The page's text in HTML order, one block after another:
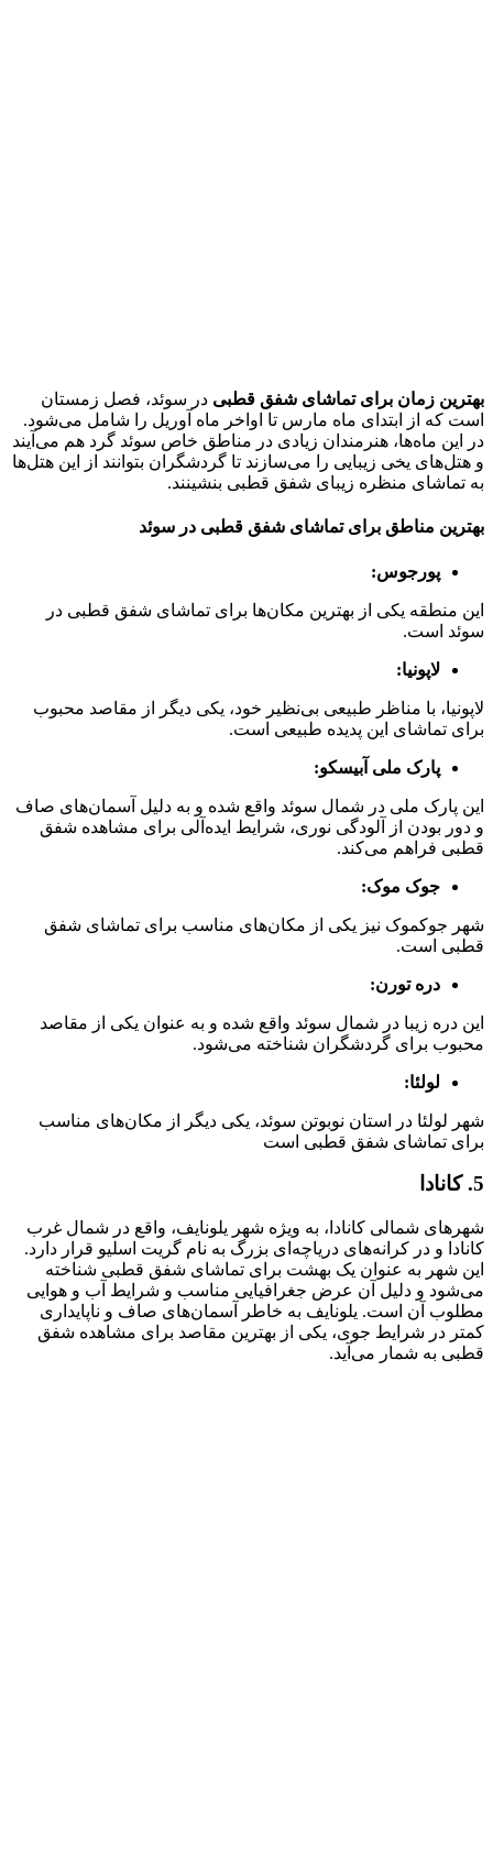
بهترین زمان برای تماشای شفق قطبی در سوئد، فصل زمستان
است که از ابتدای ماه مارس تا اواخر ماه آوریل را شامل می‌شود.
در این ماه‌ها، هنرمندان زیادی در مناطق خاص سوئد گرد هم می‌آیند
و هتل‌های یخی زیبایی را می‌سازند تا گردشگران بتوانند از این هتل‌ها
به تماشای منظره زیبای شفق قطبی بنشینند.
بهترین مناطق برای تماشای شفق قطبی در سوئد
پورجوس:
این منطقه یکی از بهترین مکان‌ها برای تماشای شفق قطبی در
سوئد است.
لاپونیا:
لاپونیا، با مناظر طبیعی بی‌نظیر خود، یکی دیگر از مقاصد محبوب
برای تماشای این پدیده طبیعی است.
پارک ملی آبیسکو:
این پارک ملی در شمال سوئد واقع شده و به دلیل آسمان‌های صاف
و دور بودن از آلودگی نوری، شرایط ایده‌آلی برای مشاهده شفق
قطبی فراهم می‌کند.
جوک موک:
شهر جوکموک نیز یکی از مکان‌های مناسب برای تماشای شفق
قطبی است.
دره تورن:
این دره زیبا در شمال سوئد واقع شده و به عنوان یکی از مقاصد
محبوب برای گردشگران شناخته می‌شود.
لولئا:
شهر لولئا در استان نوبوتن سوئد، یکی دیگر از مکان‌های مناسب
برای تماشای شفق قطبی است
5. کانادا
شهرهای شمالی کانادا، به ویژه شهر یلونایف، واقع در شمال غرب
کانادا و در کرانه‌های دریاچه‌ای بزرگ به نام گریت اسلیو قرار دارد.
این شهر به عنوان یک بهشت برای تماشای شفق قطبی شناخته
می‌شود و دلیل آن عرض جغرافیایی مناسب و شرایط آب و هوایی
مطلوب آن است. یلونایف به خاطر آسمان‌های صاف و ناپایداری
کمتر در شرایط جوی، یکی از بهترین مقاصد برای مشاهده شفق
قطبی به شمار می‌آید.